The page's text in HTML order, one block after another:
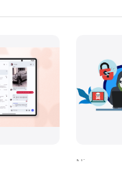
Nieuws